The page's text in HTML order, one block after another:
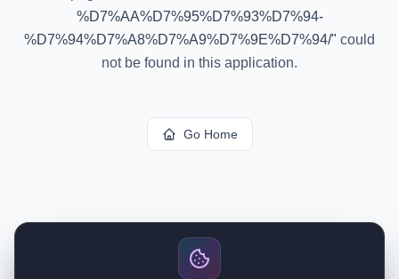
%D7%AA%D7%95%D7%93%D7%94-
%D7%94%D7%A8%D7%A9%D7%9E%D7%94/" could
not be found in this application.
Go Home